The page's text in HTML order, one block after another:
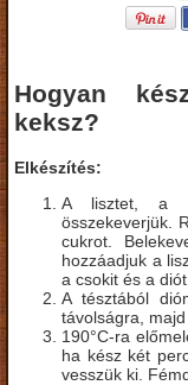
Hogyan
keksz?
Elkészítés:
A lisztet, a
összekeverjük.
cukrot.
hozzáadjuk a
a csokit és a
A tésztából
távolságra,
190°C-ra
ha kész két
vesszük ki.